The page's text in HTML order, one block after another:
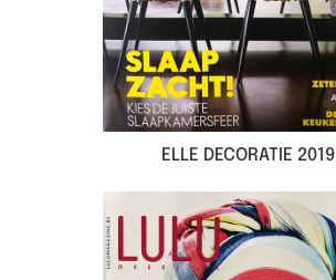
ELLE DECORATIE 2019